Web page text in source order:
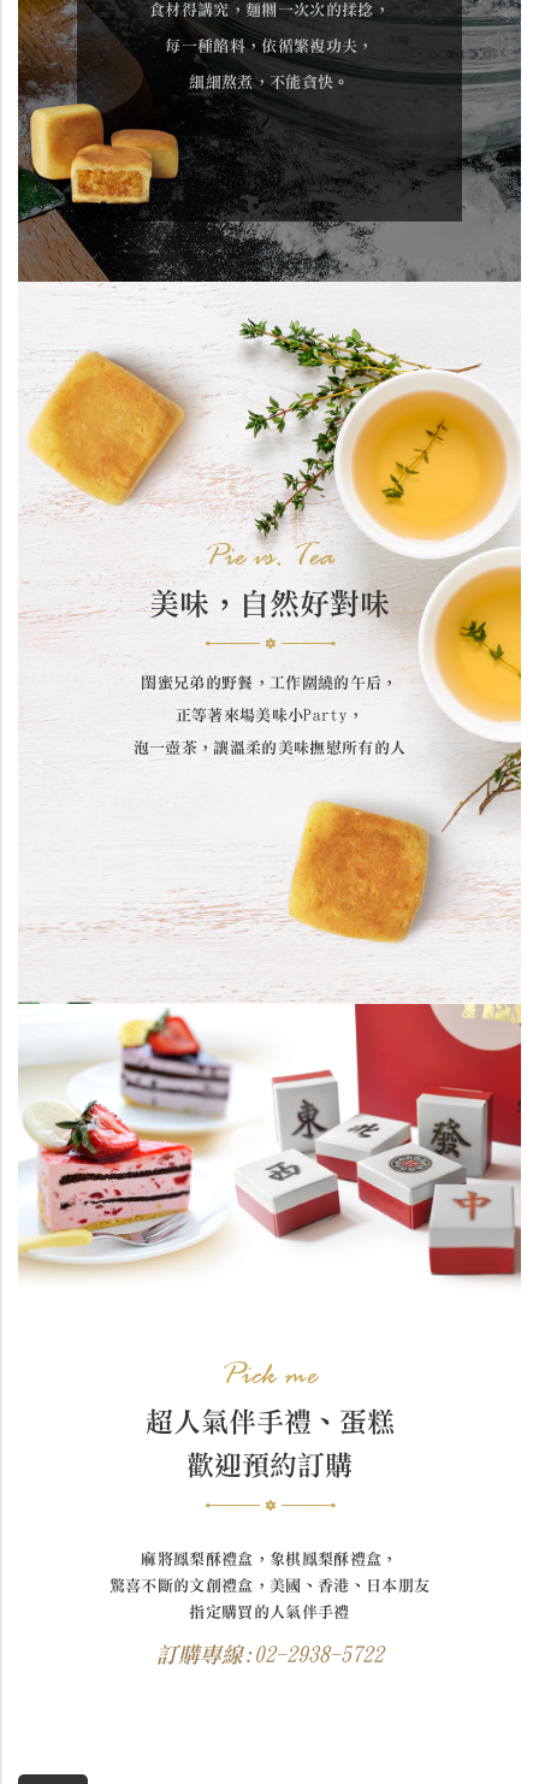
食材得講究，麵糰一次次的揉捻，
每一種餡料，依循繁複功夫，
細細熬煮，不能貪快。
Pie vs. Tea
美味，自然好對味
閨蜜兄弟的野餐，工作圍繞的午后，
正等著來場美味小Party，
泡一壺茶，讓溫柔的美味撫慰所有的人
Pick me
超人氣伴手禮、蛋糕
歡迎預約訂購
麻將鳳梨酥禮盒，象棋鳳梨酥禮盒，
驚喜不斷的文創禮盒，美國、香港、日本朋友
指定購買的人氣伴手禮
訂購專線:02-2938-5722